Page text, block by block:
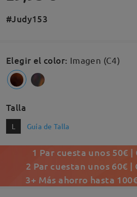
#Judy153
Elegir el color: Imagen (C4)
Talla
L Guía de Talla
1 Par cuesta unos 50€ |
2 Par cuestan unos 60€ |
3+ Más ahorro hasta